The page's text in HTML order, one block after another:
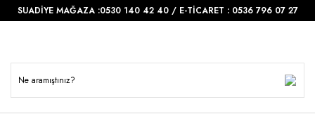
SUADİYE MAĞAZA :0530 140 42 40 / E-TİCARET : 0536 796 07 27